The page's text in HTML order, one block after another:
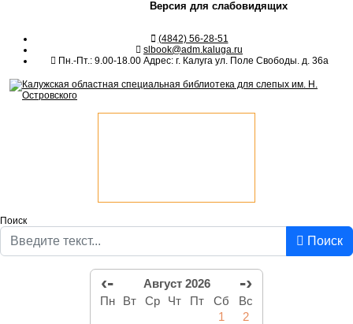
Версия для слабовидящих
(4842) 56-28-51
slbook@adm.kaluga.ru
Пн.-Пт.: 9.00-18.00 Адрес: г. Калуга ул. Поле Свободы. д. 36а
Поиск
Поиск
‹- Август 2026 -›
Пн Вт Ср Чт Пт Сб
Вс
1
2